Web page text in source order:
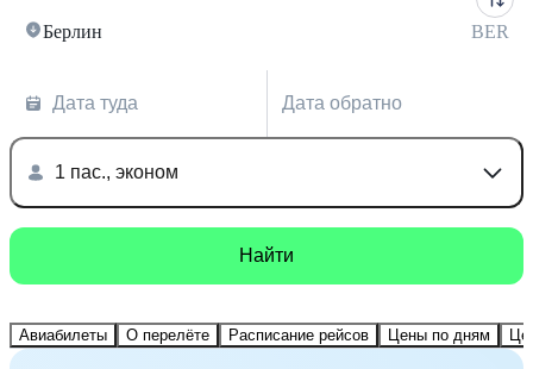
Берлин BER
Дата туда Дата обратно
1 пас., эконом
Найти
Авиабилеты О перелёте Расписание рейсов Цены по дням